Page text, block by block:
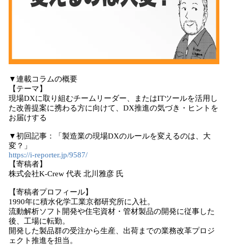
▼連載コラムの概要
【テーマ】
現場DXに取り組むチームリーダー、またはITツールを活用し
た改善提案に携わる方に向けて、DX推進の気づき・ヒントを
お届けする
▼初回記事：「製造業の現場DXのルールを変えるのは、大
変？」
https://i-reporter.jp/9587/
【寄稿者】
株式会社K-Crew 代表 北川雅彦 氏
【寄稿者プロフィール】
1990年に積水化学工業京都研究所に入社。
流動解析ソフト開発や住宅資材・管材製品の開発に従事した
後、工場に転勤。
開発した製品群の受注から生産、出荷までの業務改革プロジ
ェクト推進を担当。